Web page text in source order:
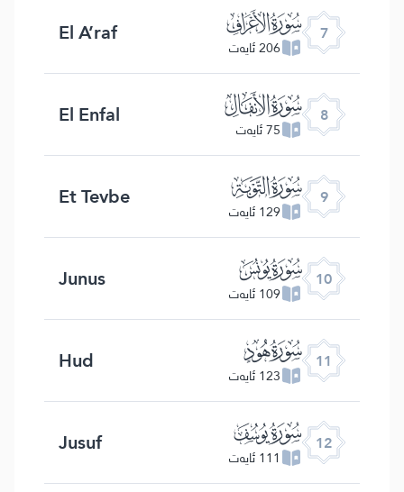
7 ﮓ
206 ئايەت El A’raf
8 ﮔ
75 ئايەت El Enfal
9 ﮕ
129 ئايەت Et Tevbe
10 ﮖ
109 ئايەت Junus
11 ﮗ
123 ئايەت Hud
12 ﮘ
111 ئايەت Jusuf